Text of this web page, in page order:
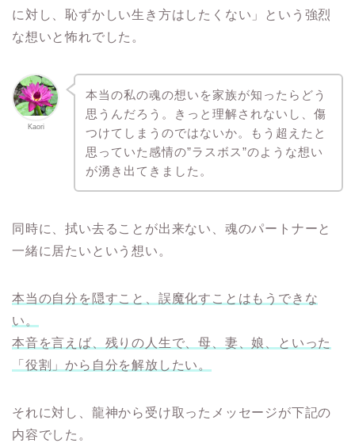
に対し、恥ずかしい生き方はしたくない」という強烈
な想いと怖れでした。
Kaori
本当の私の魂の想いを家族が知ったらどう
思うんだろう。きっと理解されないし、傷
つけてしまうのではないか。もう超えたと
思っていた感情の”ラスボス”のような想い
が湧き出てきました。
同時に、拭い去ることが出来ない、魂のパートナーと
一緒に居たいという想い。
本当の自分を隠すこと、誤魔化すことはもうできな
い。
本音を言えば、残りの人生で、母、妻、娘、といった
「役割」から自分を解放したい。
それに対し、龍神から受け取ったメッセージが下記の
内容でした。